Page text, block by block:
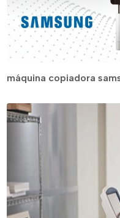
máquina copiadora